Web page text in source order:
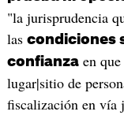
"la jurisprudencia
las condiciones
confianzaen que
lugar|sitio de
fiscalización en vía